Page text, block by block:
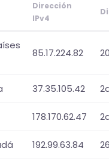
Dirección
IPv4
85.17.224.82
37.35.105.42
178.170.62.47
192.99.63.84